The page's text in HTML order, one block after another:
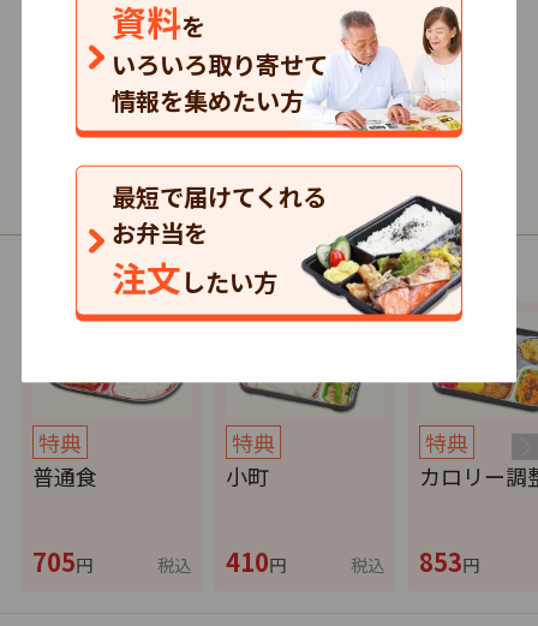
資料を
いろいろ取り寄せて
情報を集めたい方
最短で届けてくれる
お弁当を
注文したい方
0.0
口コミ
普通食・介護食・制限食
以下の商品（コース）があります。
特典
普通食
705円 税込
特典
小町
410円 税込
特典
カロリー調
853円